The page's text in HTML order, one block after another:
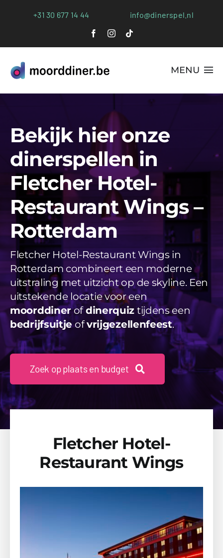
+31 30 677 14 44 info@dinerspel.nl
MENU
Plaatsen
Webshop
FAQs
Blog
Videos
Uitjes
Beschikbaarheid Aanvragen
Bekijk hier onze
dinerspellen in
Fletcher Hotel-
Restaurant Wings –
Rotterdam
Fletcher Hotel-Restaurant Wings in
Rotterdam combineert een moderne
uitstraling met uitzicht op de skyline. Een
uitstekende locatie voor een
moorddinerofdinerquiztijdens een
bedrijfsuitjeofvrijgezellenfeest.
Zoek op plaats en budget
Fletcher Hotel-
Restaurant Wings